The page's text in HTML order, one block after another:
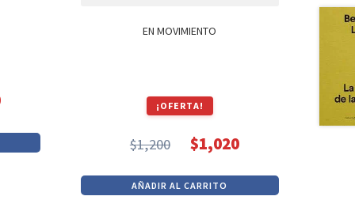
EN MOVIMIENTO
¡OFERTA!
$1,200
precio
original
$1,020
precio
actual
AÑADIR AL CARRITO